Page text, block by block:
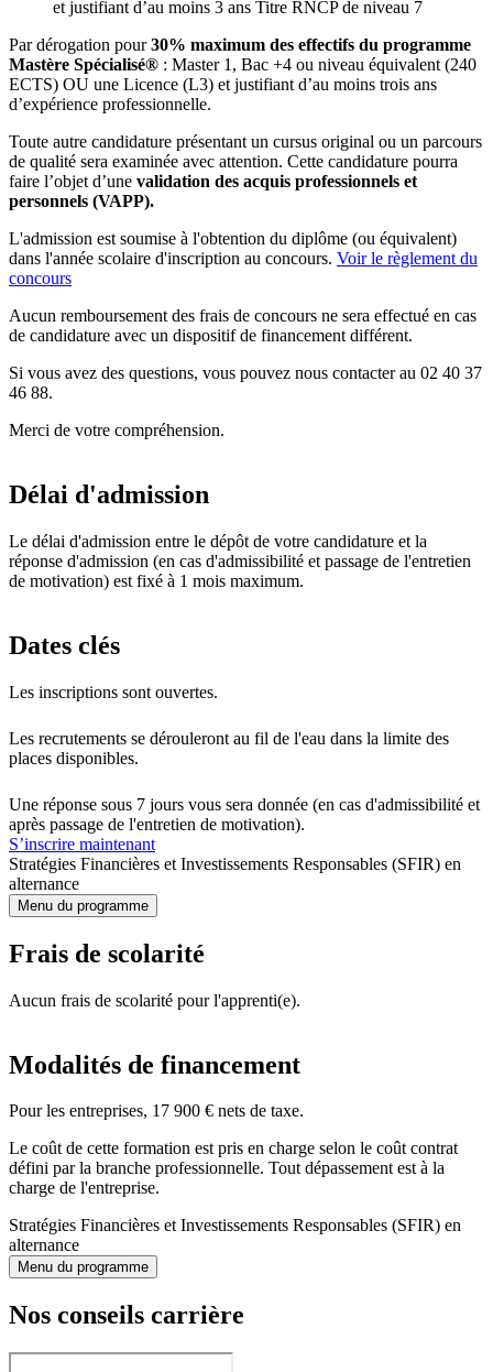
et justifiant d’au moins 3 ans Titre RNCP de niveau 7
Par dérogation pour30% maximum des effectifs du programme
Mastère Spécialisé® : Master 1, Bac +4 ou niveau équivalent (240
ECTS) OU une Licence (L3) et justifiant d’au moins trois ans
d’expérience professionnelle.
Toute autre candidature présentant un cursus original ou un parcours
de qualité sera examinée avec attention. Cette candidature pourra
faire l’objet d’une validation des acquis professionnels et
personnels (VAPP).
L'admission est soumise à l'obtention du diplôme (ou équivalent)
dans l'année scolaire d'inscription au concours. Voir le règlement du
concours
Aucun remboursement des frais de concours ne sera effectué en cas
de candidature avec un dispositif de financement différent.
Si vous avez des questions, vous pouvez nous contacter au 02 40 37
46 88.
Merci de votre compréhension.
Délai d'admission
Le délai d'admission entre le dépôt de votre candidature et la
réponse d'admission (en cas d'admissibilité et passage de l'entretien
de motivation) est fixé à 1 mois maximum.
Dates clés
Les inscriptions sont ouvertes.
Les recrutements se dérouleront au fil de l'eau dans la limite des
places disponibles.
Une réponse sous 7 jours vous sera donnée (en cas d'admissibilité et
après passage de l'entretien de motivation).
S’inscrire maintenant
Stratégies Financières et Investissements Responsables (SFIR) en
alternance
Menu du programme
Frais de scolarité
Aucun frais de scolarité pour l'apprenti(e).
Modalités de financement
Pour les entreprises, 17 900 € nets de taxe.
Le coût de cette formation est pris en charge selon le coût contrat
défini par la branche professionnelle. Tout dépassement est à la
charge de l'entreprise.
Stratégies Financières et Investissements Responsables (SFIR) en
alternance
Menu du programme
Nos conseils carrière